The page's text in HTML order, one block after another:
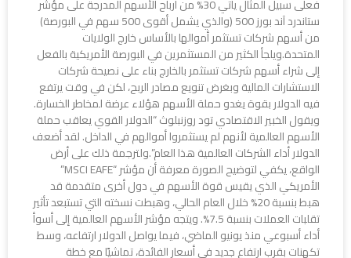
فعلى سبيل المثال يأتي 30% من أرباح الأسهم المدرجة على مؤشر
ستاندرد آند بورز 500 (والذي يشمل أقوى 500 سهم في البورصة)
من أسهم شركات تستثمر أموالها بالأساس خارج الولايات
المتحدة.ويلجأ الكثير من المستثمرين في البورصة الأمريكية بالفعل
إلى شراء أسهم شركات تستثمر بالخارج بناء على نصيحة شركات
الاستشارات المالية وبغرض تنويع مصادر الربح، لكن في وقت يرتفع
فيه الدولار بقوة يغدو حملة الأسهم هؤلاء عرضة لمخاطر الخسارة.
ويقول الخبير الاقتصادي تود روزنبلوث “الدولار القوي يعاقب حملة
الأسهم العالمية لأنهم لم يستثمروا أموالهم في الداخل. لقد أضعف
الدولار أداء الشركات العالمية هذا العام”.ولترجمة ذلك على أرض
الواقع، يكفي لتوضيح الصورة معرفة أن مؤشر “MSCI EAFE”
الأمريكي الذي يقيس قوة الأسهم في دول أخرى متقدمة قد
هبط بنسبة 20% خلال العام الحالي، وهبطت نسخته التي تستبعد تأثير
تقلبات العملات بنسبة 7.5%. ويتجه مؤشر الأسهم العالمية إلى أسوأ
أداء أسبوعي منذ يونيو الماضي، فيما يواصل الدولار ارتفاعه، وسط
تكهنات بقرب ارتفاع جديد في أسعار الفائدة، تماشيًا مع خطة